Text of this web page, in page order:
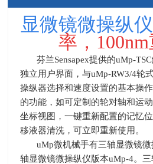
显微镜微操纵仪
率，
芬兰Sensapex提供的uMp-TSC
独立用户界面，与uMp-RW3/4轮
操纵器选择和速度设置的基本操
的功能，如可定制的轮对轴和运
坐标视图，一键重新配置的记忆
移液器清洗，可立即重新使用。
uMp微机械手有三轴显微镜
轴显微镜微操纵仪版本uMp-4。